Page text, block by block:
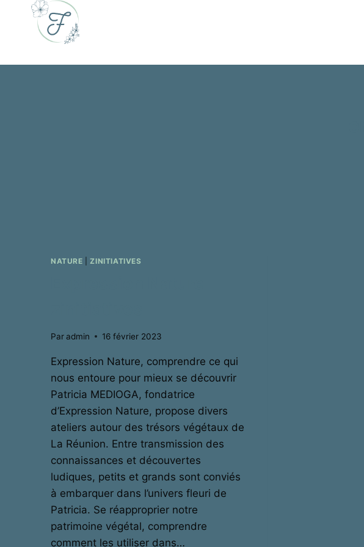
NATURE |ZINITIATIVES
Paradmin 16 février 2023
Expression Nature, comprendre ce qui
nous entoure pour mieux se découvrir
Patricia MEDIOGA, fondatrice
d’Expression Nature, propose divers
ateliers autour des trésors végétaux de
La Réunion. Entre transmission des
connaissances et découvertes
ludiques, petits et grands sont conviés
à embarquer dans l’univers fleuri de
Patricia. Se réapproprier notre
patrimoine végétal, comprendre
comment les utiliser dans…